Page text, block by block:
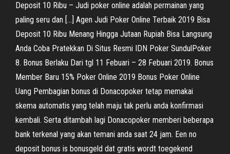
Deposit 10 Ribu – Judi poker online adalah permainan yang
paling seru dan […] Agen Judi Poker Online Terbaik 2019 Bisa
Deposit 10 Ribu Menang Hingga Jutaan Rupiah Bisa Langsung
Anda Coba Pratekkan Di Situs Resmi IDN Poker SundulPoker
8. Bonus Berlaku Dari tgl 11 Febuari – 28 Febuari 2019. Bonus
Member Baru 15% Poker Online 2019 Bonus Poker Online
Uang Pembagian bonus di Donacopoker tetap memakai
skema automatis yang telah maju tak perlu anda konfirmasi
kembali. Serta ditambah lagi Donacopoker memberi beberapa
bank terkenal yang akan temani anda saat 24 jam. Een no
deposit bonus is bonusgeld dat gratis wordt toegekend